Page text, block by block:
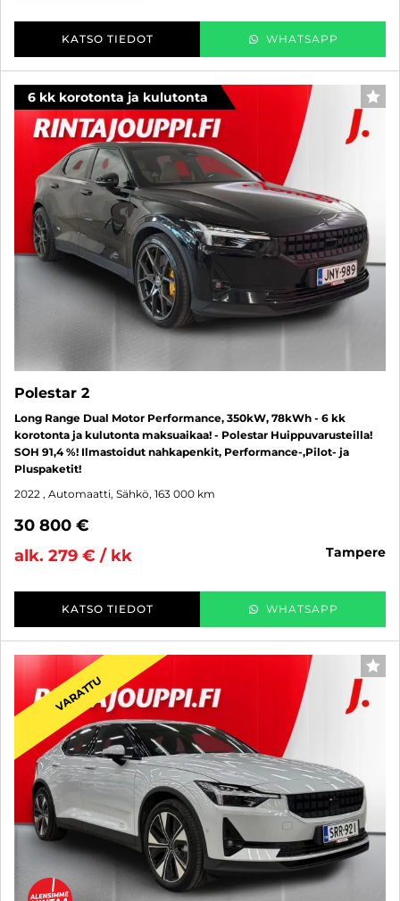
KATSO TIEDOT WHATSAPP
6 kk korotonta ja kulutonta
Polestar 2
Long Range Dual Motor Performance, 350kW, 78kWh - 6 kk
korotonta ja kulutonta maksuaikaa! - Polestar Huippuvarusteilla!
SOH 91,4 %! Ilmastoidut nahkapenkit, Performance-,Pilot- ja
Pluspaketit!
2022 , Automaatti, Sähkö, 163 000 km
30 800 €
alk. 279 € / kk
tampere
KATSO TIEDOT WHATSAPP
VARATTU